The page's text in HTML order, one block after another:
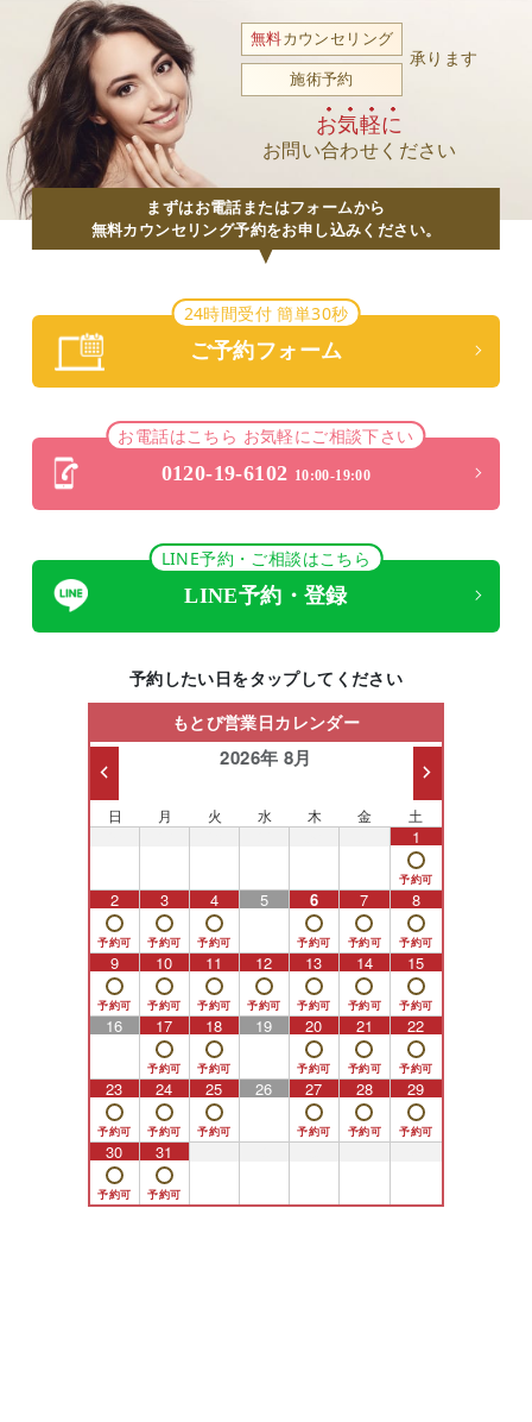
無料カウンセリング
施術予約
承ります
お気軽に
お問い合わせください
まずはお電話またはフォームから
無料カウンセリング予約をお申し込みください。
24時間受付 簡単30秒
ご予約フォーム
お電話はこちら お気軽にご相談下さい
0120-19-6102 10:00-19:00
LINE予約・ご相談はこちら
LINE予約・登録
予約したい日をタップしてください
もとび営業日カレンダー
2026年 8月
日 月 火 水 木 金 土
1
2 3 4 5 6 7 8
9 10 11 12 13 14 15
16 17 18 19 20 21 22
23 24 25 26 27 28 29
30 31